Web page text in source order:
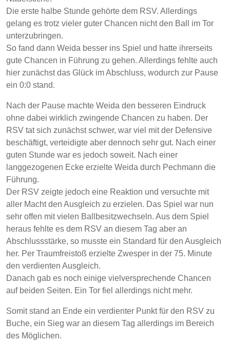
Die erste halbe Stunde gehörte dem RSV. Allerdings
gelang es trotz vieler guter Chancen nicht den Ball im Tor
unterzubringen.
So fand dann Weida besser ins Spiel und hatte ihrerseits
gute Chancen in Führung zu gehen. Allerdings fehlte auch
hier zunächst das Glück im Abschluss, wodurch zur Pause
ein 0:0 stand.
Nach der Pause machte Weida den besseren Eindruck
ohne dabei wirklich zwingende Chancen zu haben. Der
RSV tat sich zunächst schwer, war viel mit der Defensive
beschäftigt, verteidigte aber dennoch sehr gut. Nach einer
guten Stunde war es jedoch soweit. Nach einer
langgezogenen Ecke erzielte Weida durch Pechmann die
Führung.
Der RSV zeigte jedoch eine Reaktion und versuchte mit
aller Macht den Ausgleich zu erzielen. Das Spiel war nun
sehr offen mit vielen Ballbesitzwechseln. Aus dem Spiel
heraus fehlte es dem RSV an diesem Tag aber an
Abschlussstärke, so musste ein Standard für den Ausgleich
her. Per Traumfreistoß erzielte Zwesper in der 75. Minute
den verdienten Ausgleich.
Danach gab es noch einige vielversprechende Chancen
auf beiden Seiten. Ein Tor fiel allerdings nicht mehr.
Somit stand an Ende ein verdienter Punkt für den RSV zu
Buche, ein Sieg war an diesem Tag allerdings im Bereich
des Möglichen.